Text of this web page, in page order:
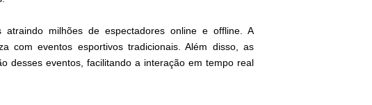
milhões de espectadores online e offline. A
com eventos esportivos tradicionais. Além disso, as
desses eventos, facilitando a interação em tempo real